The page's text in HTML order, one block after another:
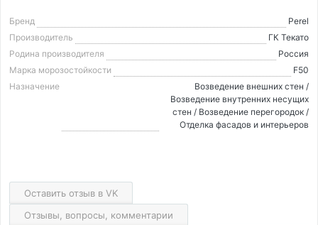
Бренд
Perel
Производитель
ГК Текато
Родина производителя
Россия
Марка морозостойкости
F50
Назначение
Возведение внешних стен /
Возведение внутренних несущих
стен / Возведение перегородок /
Отделка фасадов и интерьеров
Оставить отзыв в VK
Отзывы, вопросы, комментарии